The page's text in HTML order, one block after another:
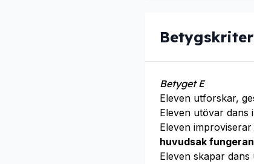
Betyget E
Eleven utforskar,
Eleven utövar dans
Eleven improviserar
huvudsak
Eleven skapar